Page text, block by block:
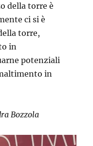
della torre è
ci si è
torre,
in
potenziali
in
Bozzola